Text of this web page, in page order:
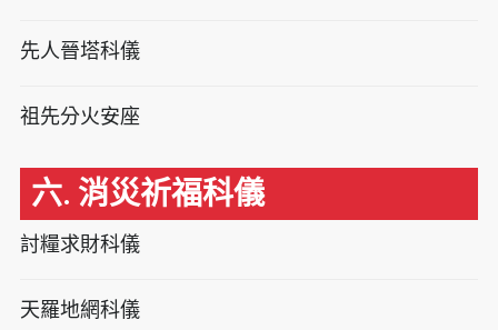
先人晉塔科儀
祖先分火安座
六. 消災祈福科儀
討糧求財科儀
天羅地網科儀